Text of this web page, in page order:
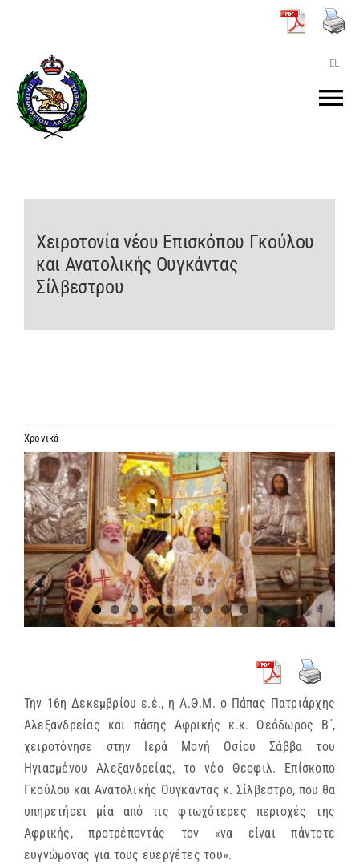
περιεχόμενο
EL
ΤΟ ΠΑΤΡΙΑΡΧΕΙΟ
MEDIA
ΕΝΗΜΕΡΩΣΗ
ΣΥΝΔΕΣΕΙΣ
Χειροτονία νέου Επισκόπου Γκούλου
και Ανατολικής Ουγκάντας
Σίλβεστρου
Χρονικά
Προβολή
μεγαλύτερης
εικόνας
Την 16η Δεκεμβρίου ε.έ., η Α.Θ.Μ. ο Πάπας Πατριάρχης
Αλεξανδρείας και πάσης Αφρικής κ.κ. Θεόδωρος Β΄,
χειροτόνησε στην Ιερά Μονή Οσίου Σάββα του
Ηγιασμένου Αλεξανδρείας, το νέο Θεοφιλ. Επίσκοπο
Γκούλου και Ανατολικής Ουγκάντας κ. Σίλβεστρο, που θα
υπηρετήσει μία από τις φτωχότερες περιοχές της
Αφρικής, προτρέποντάς τον «να είναι πάντοτε
ευγνώμονας για τους ευεργέτες του».